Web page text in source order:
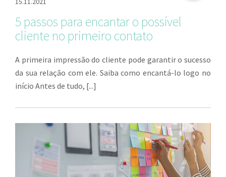
5 passos para encantar o possível
cliente no primeiro contato
A primeira impressão do cliente pode garantir o sucesso
da sua relação com ele. Saiba como encantá-lo logo no
início Antes de tudo, [...]